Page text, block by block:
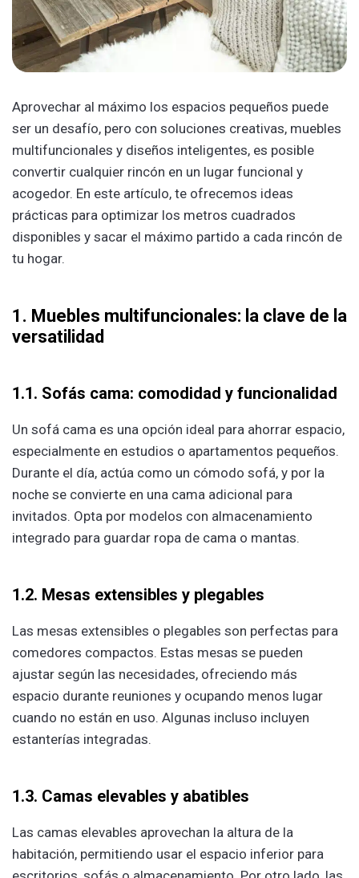
Aprovechar al máximo los espacios pequeños puede
ser un desafío, pero con soluciones creativas, muebles
multifuncionales y diseños inteligentes, es posible
convertir cualquier rincón en un lugar funcional y
acogedor. En este artículo, te ofrecemos ideas
prácticas para optimizar los metros cuadrados
disponibles y sacar el máximo partido a cada rincón de
tu hogar.
1. Muebles multifuncionales: la clave de la
versatilidad
1.1. Sofás cama: comodidad y funcionalidad
Un sofá cama es una opción ideal para ahorrar espacio,
especialmente en estudios o apartamentos pequeños.
Durante el día, actúa como un cómodo sofá, y por la
noche se convierte en una cama adicional para
invitados. Opta por modelos con almacenamiento
integrado para guardar ropa de cama o mantas.
1.2. Mesas extensibles y plegables
Las mesas extensibles o plegables son perfectas para
comedores compactos. Estas mesas se pueden
ajustar según las necesidades, ofreciendo más
espacio durante reuniones y ocupando menos lugar
cuando no están en uso. Algunas incluso incluyen
estanterías integradas.
1.3. Camas elevables y abatibles
Las camas elevables aprovechan la altura de la
habitación, permitiendo usar el espacio inferior para